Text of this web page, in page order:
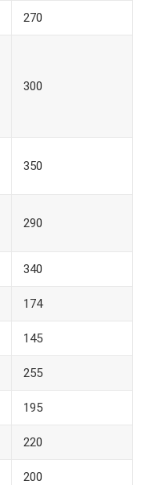
270
300
350
290
340
174
145
255
195
220
200